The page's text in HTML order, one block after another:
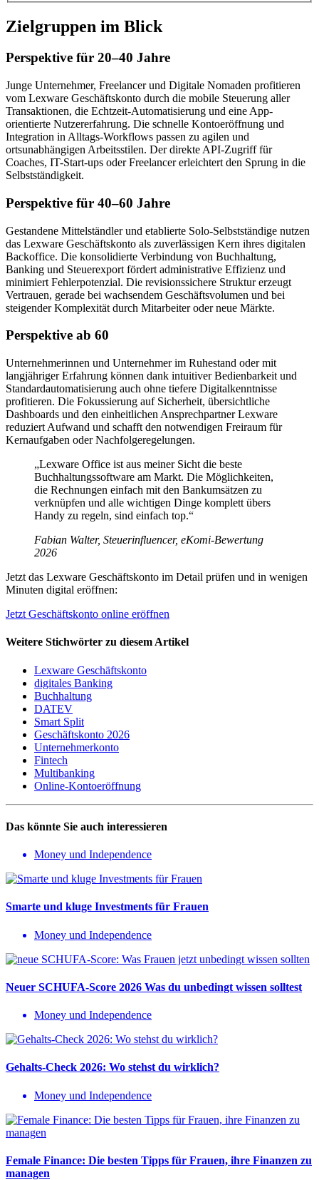
Zielgruppen im Blick
Perspektive für 20–40 Jahre
Junge Unternehmer, Freelancer und Digitale Nomaden profitieren
vom Lexware Geschäftskonto durch die mobile Steuerung aller
Transaktionen, die Echtzeit-Automatisierung und eine App-
orientierte Nutzererfahrung. Die schnelle Kontoeröffnung und
Integration in Alltags-Workflows passen zu agilen und
ortsunabhängigen Arbeitsstilen. Der direkte API-Zugriff für
Coaches, IT-Start-ups oder Freelancer erleichtert den Sprung in die
Selbstständigkeit.
Perspektive für 40–60 Jahre
Gestandene Mittelständler und etablierte Solo-Selbstständige nutzen
das Lexware Geschäftskonto als zuverlässigen Kern ihres digitalen
Backoffice. Die konsolidierte Verbindung von Buchhaltung,
Banking und Steuerexport fördert administrative Effizienz und
minimiert Fehlerpotenzial. Die revisionssichere Struktur erzeugt
Vertrauen, gerade bei wachsendem Geschäftsvolumen und bei
steigender Komplexität durch Mitarbeiter oder neue Märkte.
Perspektive ab 60
Unternehmerinnen und Unternehmer im Ruhestand oder mit
langjähriger Erfahrung können dank intuitiver Bedienbarkeit und
Standardautomatisierung auch ohne tiefere Digitalkenntnisse
profitieren. Die Fokussierung auf Sicherheit, übersichtliche
Dashboards und den einheitlichen Ansprechpartner Lexware
reduziert Aufwand und schafft den notwendigen Freiraum für
Kernaufgaben oder Nachfolgeregelungen.
„Lexware Office ist aus meiner Sicht die beste
Buchhaltungssoftware am Markt. Die Möglichkeiten,
die Rechnungen einfach mit den Bankumsätzen zu
verknüpfen und alle wichtigen Dinge komplett übers
Handy zu regeln, sind einfach top.“
Fabian Walter, Steuerinfluencer, eKomi-Bewertung
2026
Jetzt das Lexware Geschäftskonto im Detail prüfen und in wenigen
Minuten digital eröffnen:
Jetzt Geschäftskonto online eröffnen
Weitere Stichwörter zu diesem Artikel
Lexware Geschäftskonto
digitales Banking
Buchhaltung
DATEV
Smart Split
Geschäftskonto 2026
Unternehmerkonto
Fintech
Multibanking
Online-Kontoeröffnung
Das könnte Sie auch interessieren
Money und Independence
Smarte und kluge Investments für Frauen
Money und Independence
Neuer SCHUFA-Score 2026 Was du unbedingt wissen solltest
Money und Independence
Gehalts-Check 2026: Wo stehst du wirklich?
Money und Independence
Female Finance: Die besten Tipps für Frauen, ihre Finanzen zu
managen